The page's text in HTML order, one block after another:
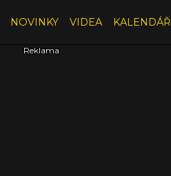
NOVINKY VIDEA KALENDÁŘ